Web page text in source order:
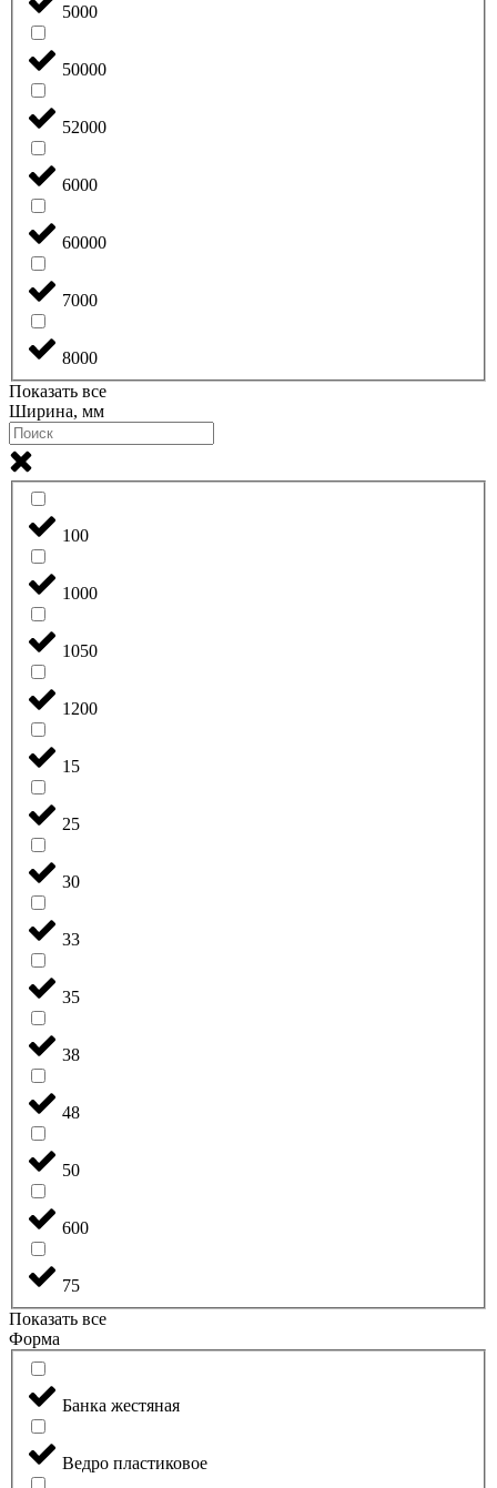
5000
50000
52000
6000
60000
7000
8000
Показать все
Ширина, мм
100
1000
1050
1200
15
25
30
33
35
38
48
50
600
75
Показать все
Форма
Банка жестяная
Ведро пластиковое